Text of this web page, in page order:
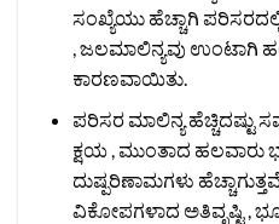
ಸಂಖ್ಯೆಯು ಹೆಚ್ಚಾಗಿ
, ಜಲಮಾಲಿನ್ಯವು ಉಂಟಾಗಿ
ಕಾರಣವಾಯಿತು.
ಪರಿಸರ ಮಾಲಿನ್ಯ ಹೆಚ್ಚಿದಷ್ಟು
ಕ್ಷಯ , ಮುಂತಾದ
ದುಷ್ಪರಿಣಾಮಗಳು
ವಿಕೋಪಗಳಾದ ಅತಿವೃಷ್ಟಿ ,